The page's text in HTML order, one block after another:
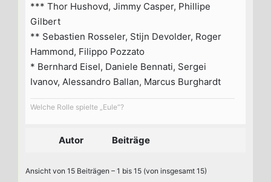
*** Thor Hushovd, Jimmy Casper, Phillipe
Gilbert
** Sebastien Rosseler, Stijn Devolder, Roger
Hammond, Filippo Pozzato
* Bernhard Eisel, Daniele Bennati, Sergei
Ivanov, Alessandro Ballan, Marcus Burghardt
Welche Rolle spielte „Eule“?
Autor Beiträge
Ansicht von 15 Beiträgen – 1 bis 15 (von insgesamt 15)